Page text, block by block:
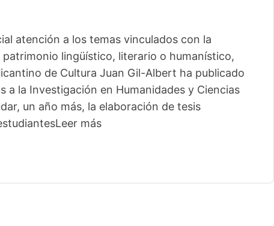
atención a los temas vinculados con la
lingüístico, literario o humanístico,
de Cultura Juan Gil-Albert ha publicado
a la Investigación en Humanidades y Ciencias
un año más, la elaboración de tesis
Leer más